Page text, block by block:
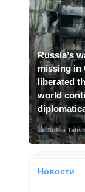
Russiaʼs
missing in
liberated
world
Автор:
Sofiia
Дата:
Новости